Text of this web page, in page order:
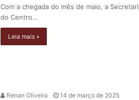
Com a chegada do mês de maio, a
do Centro…
Leia mais »
Renan Oliveira 14 de março de 2025